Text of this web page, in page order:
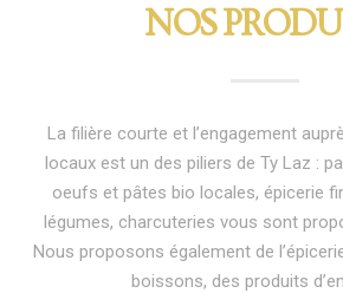
NOS
La filière courte et l’engagement
locaux est un des piliers de Ty Laz :
oeufs et pâtes bio locales, épicerie
légumes, charcuteries vous sont
Nous proposons également de
boissons, des produits